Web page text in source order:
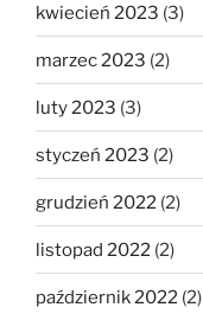
kwiecień 2023 (3)
marzec 2023 (2)
luty 2023 (3)
styczeń 2023 (2)
grudzień 2022 (2)
listopad 2022 (2)
październik 2022 (2)